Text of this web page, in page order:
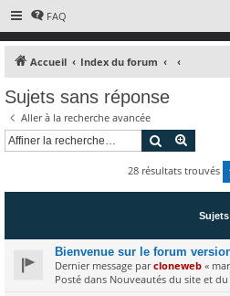
FAQ
Accueil Index du forum
Sujets sans réponse
Aller à la recherche avancée
Rechercher
28 résultats trouvés
Sujets
Bienvenue sur le forum
Dernier message parcloneweb «
Posté dans Nouveautés du site et